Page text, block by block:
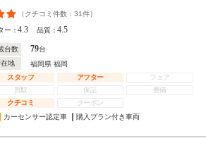
（クチコミ件数： 31件）
ー：4.3 品質：4.5
台数 79台
在地
福岡県 福岡
スタッフ
アフター
フェア
買取
保証
整備
クチコミ
クーポン
カーセンサー認定車 購入プラン付き車両